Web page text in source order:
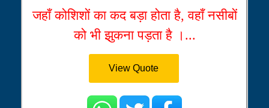
जहाँ कोशिशों का कद बड़ा होता है, वहाँ नसीबों
को भी झुकना पड़ता है ।...
View Quote